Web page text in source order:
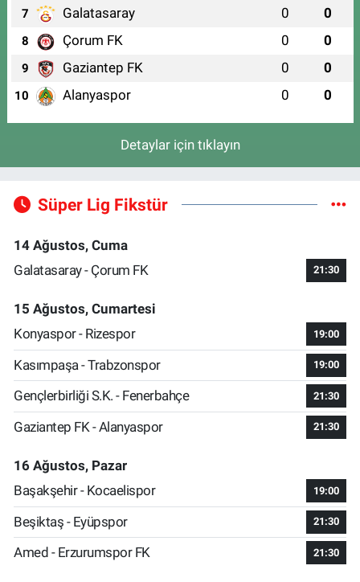
7 Galatasaray 0 0
8 Çorum FK 0 0
9 Gaziantep FK 0 0
10 Alanyaspor 0 0
Detaylar için tıklayın
Süper Lig Fikstür
14 Ağustos, Cuma
Galatasaray - Çorum FK
21:30
15 Ağustos, Cumartesi
Konyaspor - Rizespor
19:00
Kasımpaşa - Trabzonspor 19:00
Gençlerbirliği S.K. - Fenerbahçe 21:30
Gaziantep FK - Alanyaspor 21:30
16 Ağustos, Pazar
Başakşehir - Kocaelispor
19:00
Beşiktaş - Eyüpspor 21:30
Amed - Erzurumspor FK 21:30